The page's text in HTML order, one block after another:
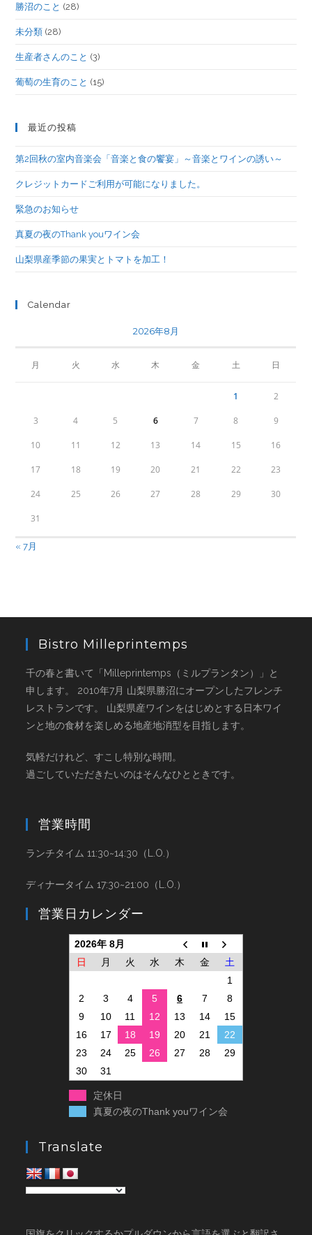
勝沼のこと (28)
未分類 (28)
生産者さんのこと (3)
葡萄の生育のこと (15)
最近の投稿
第2回秋の室内音楽会「音楽と食の饗宴」～音楽とワインの誘い～
クレジットカードご利用が可能になりました。
緊急のお知らせ
真夏の夜のThank youワイン会
山梨県産季節の果実とトマトを加工！
Calendar
2026年8月
月 火 水 木 金 土 日
1 2
3 4 5 6 7 8 9
10 11 12 13 14 15 16
17 18 19 20 21 22 23
24 25 26 27 28 29 30
31
« 7月
Bistro Milleprintemps
千の春と書いて「Milleprintemps（ミルプランタン）」と
申します。 2010年7月 山梨県勝沼にオープンしたフレンチ
レストランです。 山梨県産ワインをはじめとする日本ワイ
ンと地の食材を楽しめる地産地消型を目指します。
気軽だけれど、すこし特別な時間。
過ごしていただきたいのはそんなひとときです。
営業時間
ランチタイム 11:30~14:30（L.O.）
ディナータイム 17:30~21:00（L.O.）
営業日カレンダー
2026年 8月
日
月 火 水 木 金
土
1
2
3 4 5 6 7
8
9
10 11 12 13 14
15
16
17 18 19 20 21
22
23
24 25 26 27 28
29
30
31
定休日
真夏の夜のThank youワイン会
Translate